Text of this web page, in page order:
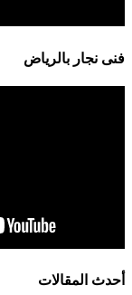
فنى نجار بالرياض
أحدث المقالات